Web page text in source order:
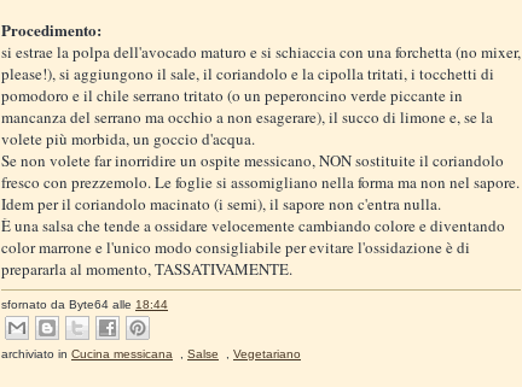
Procedimento:
si estrae la polpa dell'avocado maturo e si schiaccia con una forchetta (no mixer,
please!), si aggiungono il sale, il coriandolo e la cipolla tritati, i tocchetti di
pomodoro e il chile serrano tritato (o un peperoncino verde piccante in
mancanza del serrano ma occhio a non esagerare), il succo di limone e, se la
volete più morbida, un goccio d'acqua.
Se non volete far inorridire un ospite messicano, NON sostituite il coriandolo
fresco con prezzemolo. Le foglie si assomigliano nella forma ma non nel sapore.
Idem per il coriandolo macinato (i semi), il sapore non c'entra nulla.
È una salsa che tende a ossidare velocemente cambiando colore e diventando
color marrone e l'unico modo consigliabile per evitare l'ossidazione è di
prepararla al momento, TASSATIVAMENTE.
sfornato da Byte64 alle 18:44
archiviato in Cucina messicana Salse Vegetariano